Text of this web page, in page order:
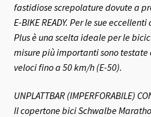
fastidiose screpolature dovute a
E-BIKE READY. Per le sue
Plus è una scelta ideale per le
misure più importanti sono
veloci fino a 50 km/h (E-50).
UNPLATTBAR (IMPERFORABILE)
Il copertone bici Schwalbe